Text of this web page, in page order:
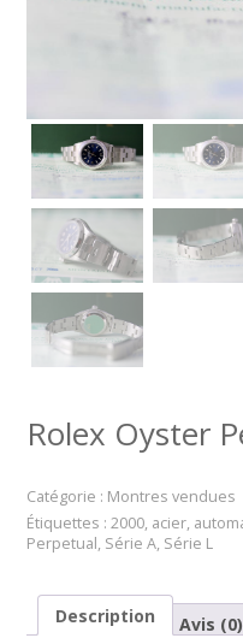
Rolex Oyster
Catégorie : Montres vendues
Étiquettes : 2000, acier,
Perpetual, Série A, Série L
Description Avis (0)